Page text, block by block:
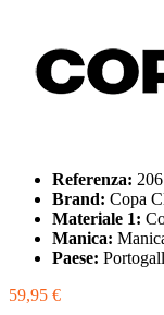
Referenza: 206
Brand: Copa
Materiale 1:
Manica:
Paese:
59,95 €